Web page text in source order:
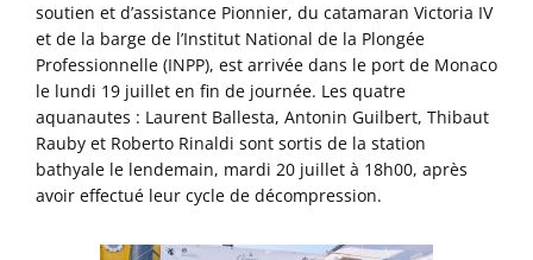
soutien et d’assistance Pionnier, du catamaran Victoria IV
et de la barge de l’Institut National de la Plongée
Professionnelle (INPP), est arrivée dans le port de Monaco
le lundi 19 juillet en fin de journée. Les quatre
aquanautes : Laurent Ballesta, Antonin Guilbert, Thibaut
Rauby et Roberto Rinaldi sont sortis de la station
bathyale le lendemain, mardi 20 juillet à 18h00, après
avoir effectué leur cycle de décompression.